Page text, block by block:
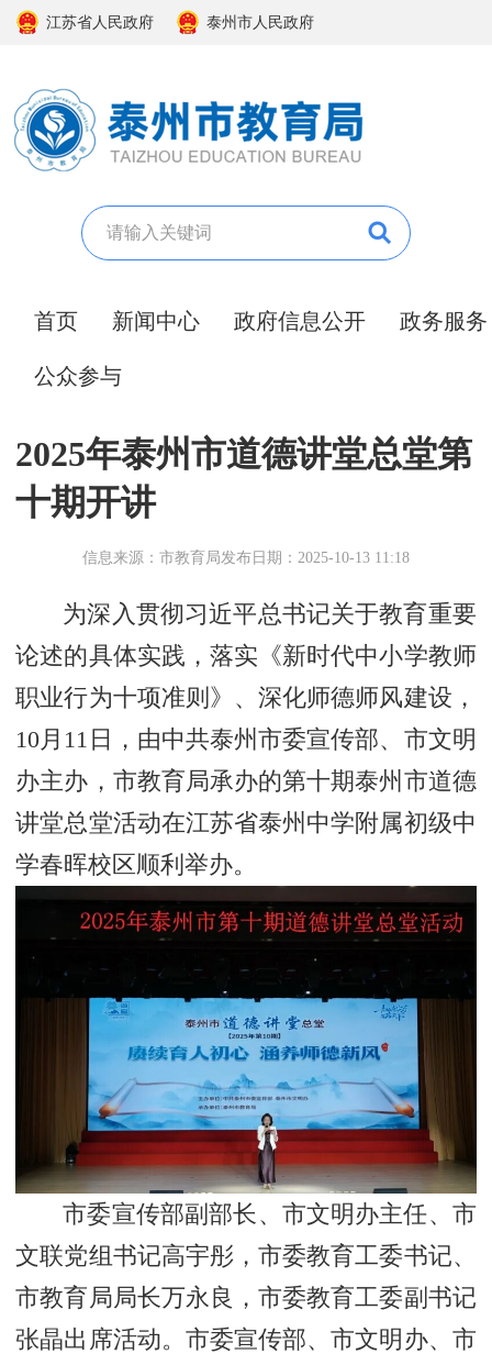
江苏省人民政府 泰州市人民政府
首页 新闻中心 政府信息公开 政务服务
公众参与
2025年泰州市道德讲堂总堂第
十期开讲
信息来源：市教育局发布日期：2025-10-13 11:18
为深入贯彻习近平总书记关于教育重要
论述的具体实践，落实《新时代中小学教师
职业行为十项准则》、深化师德师风建设，
10月11日，由中共泰州市委宣传部、市文明
办主办，市教育局承办的第十期泰州市道德
讲堂总堂活动在江苏省泰州中学附属初级中
学春晖校区顺利举办。
市委宣传部副部长、市文明办主任、市
文联党组书记高宇彤，市委教育工委书记、
市教育局局长万永良，市委教育工委副书记
张晶出席活动。市委宣传部、市文明办、市